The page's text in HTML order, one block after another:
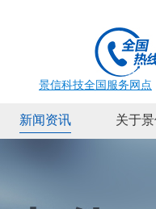
景信科技全国服务网点
新闻资讯 关于